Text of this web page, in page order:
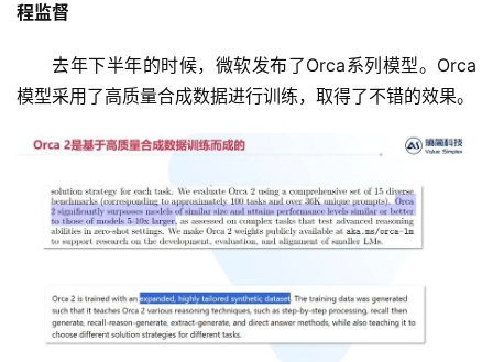
程监督
去年下半年的时候，微软发布了Orca系列模型。Orca
模型采用了高质量合成数据进行训练，取得了不错的效果。